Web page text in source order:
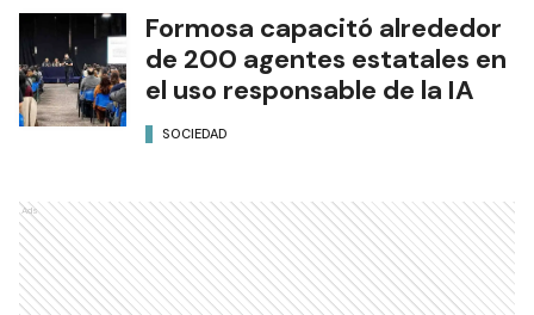
Formosa capacitó alrededor
de 200 agentes estatales en
el uso responsable de la IA
SOCIEDAD
Ads